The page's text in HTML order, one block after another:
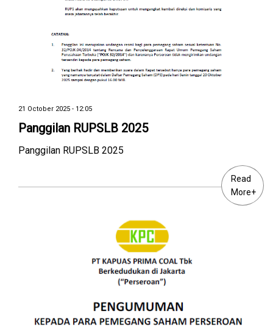
21 October 2025 - 12:05
Panggilan RUPSLB 2025
Panggilan RUPSLB 2025
Read
More+